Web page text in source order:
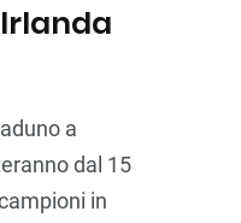
a
dal 15
in